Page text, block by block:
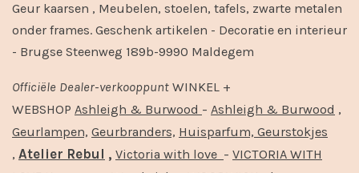
Geur kaarsen , Meubelen, stoelen, tafels, zwarte metalen
onder frames. Geschenk artikelen - Decoratie en interieur
- Brugse Steenweg 189b-9990 Maldegem
Officiële Dealer-verkooppunt WINKEL +
WEBSHOP Ashleigh & Burwood - Ashleigh & Burwood ,
Geurlampen, Geurbranders, Huisparfum, Geurstokjes
, Atelier Rebul , Victoria with love - VICTORIA WITH